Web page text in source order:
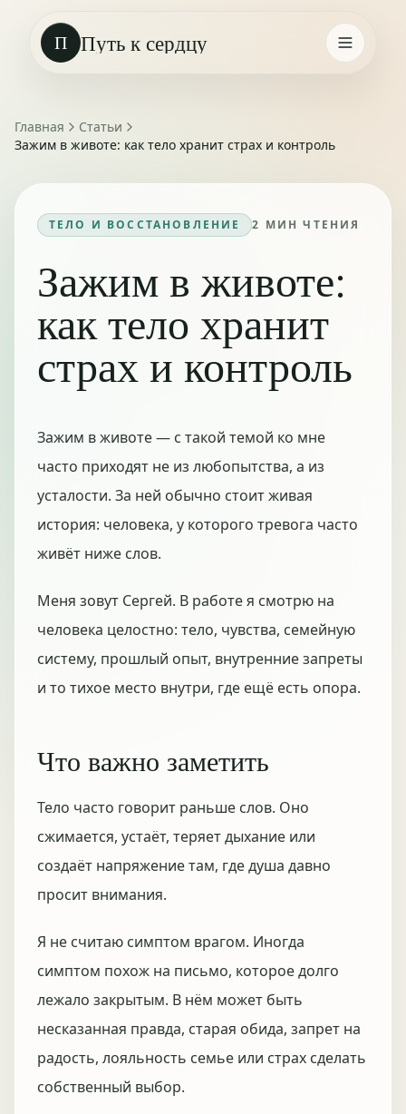
П Путь к сердцу
Главная
Статьи
Зажим в животе: как тело хранит страх и контроль
ТЕЛО И ВОССТАНОВЛЕНИЕ 2 МИН ЧТЕНИЯ
Зажим в животе:
как тело хранит
страх и контроль
Зажим в животе — с такой темой ко мне
часто приходят не из любопытства, а из
усталости. За ней обычно стоит живая
история: человека, у которого тревога часто
живёт ниже слов.
Меня зовут Сергей. В работе я смотрю на
человека целостно: тело, чувства, семейную
систему, прошлый опыт, внутренние запреты
и то тихое место внутри, где ещё есть опора.
Что важно заметить
Тело часто говорит раньше слов. Оно
сжимается, устаёт, теряет дыхание или
создаёт напряжение там, где душа давно
просит внимания.
Я не считаю симптом врагом. Иногда
симптом похож на письмо, которое долго
лежало закрытым. В нём может быть
несказанная правда, старая обида, запрет на
радость, лояльность семье или страх сделать
собственный выбор.